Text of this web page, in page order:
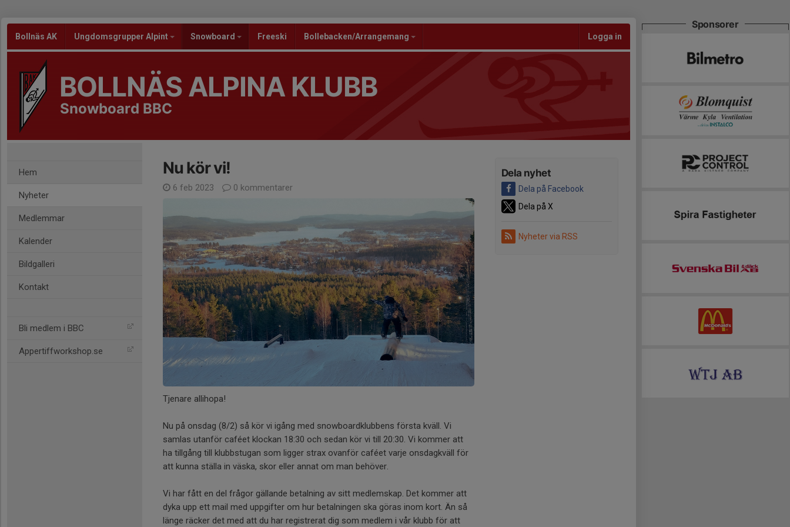
Bollnäs AK Ungdomsgrupper Alpint Snowboard Freeski Bollebacken/Arrangemang Logga in
BOLLNÄS ALPINA KLUBB
Snowboard BBC
Hem
Nyheter
Medlemmar
Kalender
Bildgalleri
Kontakt
Bli medlem i BBC
Appertiffworkshop.se
Dela nyhet
Dela på Facebook
Dela på X
Nyheter via RSS
Nu kör vi!
6 feb 2023 0 kommentarer
Tjenare allihopa!
Nu på onsdag (8/2) så kör vi igång med snowboardklubbens första kväll. Vi
samlas utanför caféet klockan 18:30 och sedan kör vi till 20:30. Vi kommer att
ha tillgång till klubbstugan som ligger strax ovanför caféet varje onsdagkväll för
att kunna ställa in väska, skor eller annat om man behöver.
Vi har fått en del frågor gällande betalning av sitt medlemskap. Det kommer att
dyka upp ett mail med uppgifter om hur betalningen ska göras inom kort. Än så
länge räcker det med att du har registrerat dig som medlem i vår klubb för att
Sponsorer